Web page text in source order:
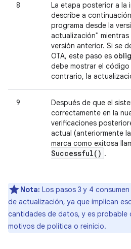
8
La etapa posterior a la
describe a
programa desde la
actualización"
versión anterior. Si se
OTA, este paso es
debe mostrar el código
contrario, la
9
Después de que el
correctamente en la
verificaciones
actual (anteriormente
marca como exitosa
Successful( ) .
Nota: Los pasos 3 y 4
de actualización, ya que implican
cantidades de datos, y es probable
motivos de política o reinicio.